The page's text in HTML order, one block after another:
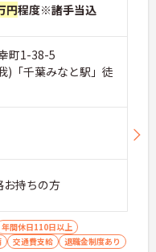
円程度※諸手当込
町1-38-5
)「千葉みなと駅」徒
持ちの方
年間休日110日以上
交通費支給 退職金制度あり